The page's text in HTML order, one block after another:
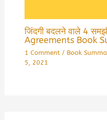
जिंदगी बदलने वाले 4
Agreements Book
1 Comment / Book
5, 2021